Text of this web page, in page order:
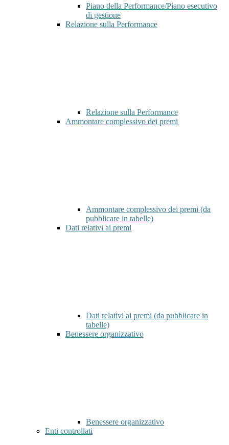
Piano della Performance/Piano esecutivo
di gestione
Relazione sulla Performance
Relazione sulla Performance
Ammontare complessivo dei premi
Ammontare complessivo dei premi (da
pubblicare in tabelle)
Dati relativi ai premi
Dati relativi ai premi (da pubblicare in
tabelle)
Benessere organizzativo
Benessere organizzativo
Enti controllati